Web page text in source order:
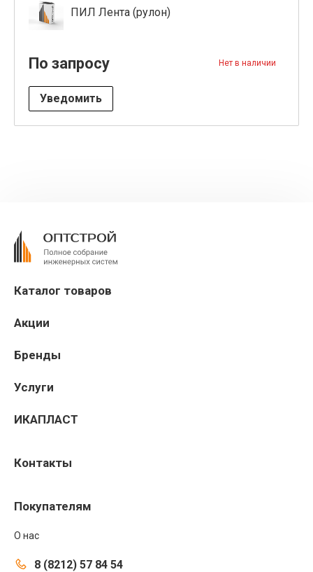
ПИЛ Лента (рулон)
По запросу Нет в наличии
Уведомить
Каталог товаров
Акции
Бренды
Услуги
ИКАПЛАСТ
Контакты
Покупателям
О нас
8 (8212) 57 84 54